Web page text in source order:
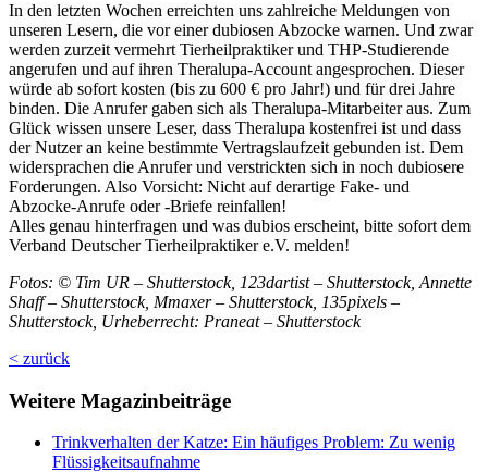
In den letzten Wochen erreichten uns zahlreiche Meldungen von
unseren Lesern, die vor einer dubiosen Abzocke warnen. Und zwar
werden zurzeit vermehrt Tierheilpraktiker und THP-Studierende
angerufen und auf ihren Theralupa-Account angesprochen. Dieser
würde ab sofort kosten (bis zu 600 € pro Jahr!) und für drei Jahre
binden. Die Anrufer gaben sich als Theralupa-Mitarbeiter aus. Zum
Glück wissen unsere Leser, dass Theralupa kostenfrei ist und dass
der Nutzer an keine bestimmte Vertragslaufzeit gebunden ist. Dem
widersprachen die Anrufer und verstrickten sich in noch dubiosere
Forderungen. Also Vorsicht: Nicht auf derartige Fake- und
Abzocke-Anrufe oder -Briefe reinfallen!
Alles genau hinterfragen und was dubios erscheint, bitte sofort dem
Verband Deutscher Tierheilpraktiker e.V. melden!
Fotos: © Tim UR – Shutterstock, 123dartist – Shutterstock, Annette
Shaff – Shutterstock, Mmaxer – Shutterstock, 135pixels –
Shutterstock, Urheberrecht: Praneat – Shutterstock
< zurück
Weitere Magazinbeiträge
Trinkverhalten der Katze: Ein häufiges Problem: Zu wenig
Flüssigkeitsaufnahme